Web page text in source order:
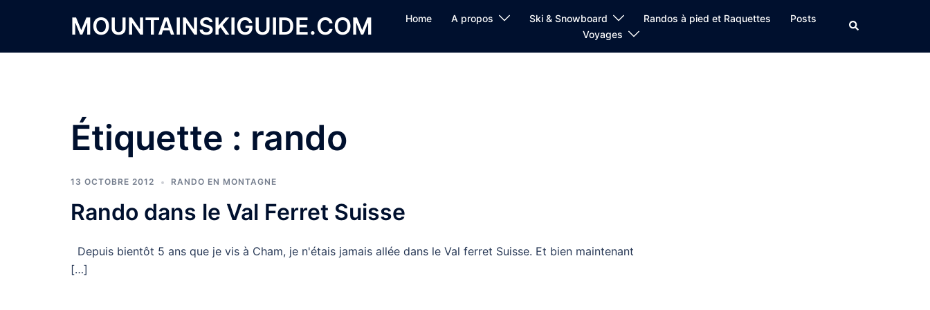
contenu
MOUNTAINSKIGUIDE.COM Home A propos Ski & Snowboard Randos à pied et Raquettes
Posts
Voyages
Rechercher
Étiquette : rando
13 OCTOBRE 2012 RANDO EN MONTAGNE
Rando dans le Val Ferret Suisse
Depuis bientôt 5 ans que je vis à Cham, je n'étais jamais allée dans le Val ferret Suisse. Et bien maintenant
[…]